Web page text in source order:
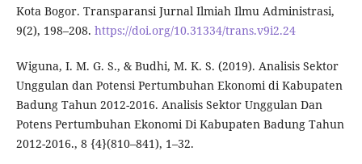
Kota Bogor. Transparansi Jurnal Ilmiah Ilmu Administrasi,
9(2), 198–208. https://doi.org/10.31334/trans.v9i2.24
Wiguna, I. M. G. S., & Budhi, M. K. S. (2019). Analisis Sektor
Unggulan dan Potensi Pertumbuhan Ekonomi di Kabupaten
Badung Tahun 2012-2016. Analisis Sektor Unggulan Dan
Potens Pertumbuhan Ekonomi Di Kabupaten Badung Tahun
2012-2016., 8 {4}(810–841), 1–32.